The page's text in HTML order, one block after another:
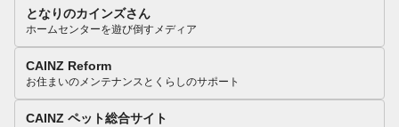
となりのカインズさん
ホームセンターを遊び倒すメディア
CAINZ Reform
お住まいのメンテナンスとくらしのサポート
CAINZ ペット総合サイト